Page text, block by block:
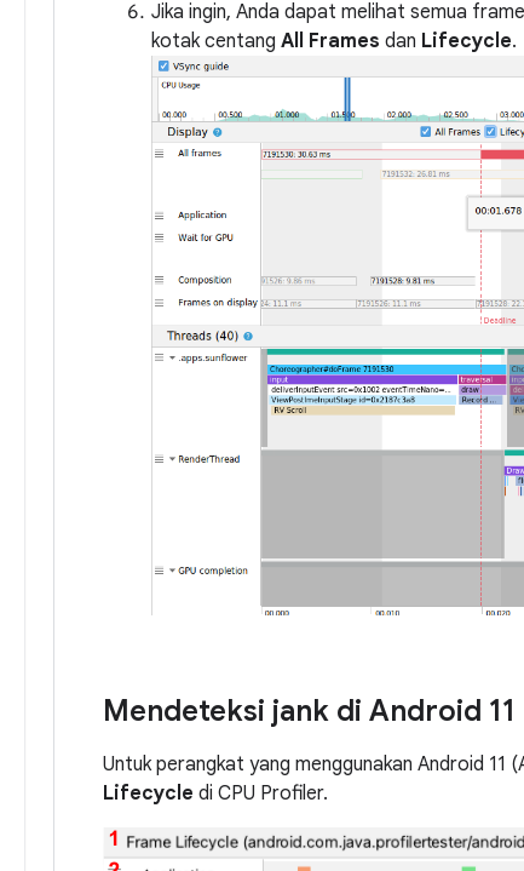
Jika ingin, Anda dapat melihat semua
kotak centang All Frames dan Lifecycle.
Mendeteksi jank di Android 11
Untuk perangkat yang menggunakan Android 11
Lifecycle di CPU Profiler.